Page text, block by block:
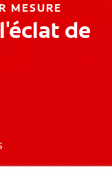
MESURE
de